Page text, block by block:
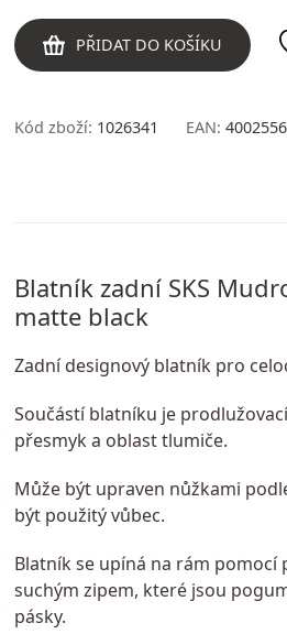
PŘIDAT DO KOŠÍKU
Kód zboží: 1026341 EAN:
Blatník zadní SKS
matte black
Zadní designový blatník pro
Součástí blatníku je
přesmyk a oblast tlumiče.
Může být upraven nůžkami
být použitý vůbec.
Blatník se upíná na rám pomocí
suchým zipem, které jsou
pásky.